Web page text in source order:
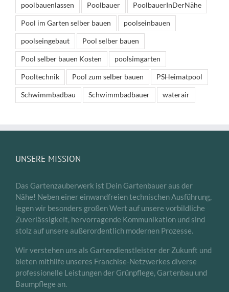
poolbauenlassen Poolbauer PoolbauerInDerNähe
Pool im Garten selber bauen poolseinbauen
poolseingebaut Pool selber bauen
Pool selber bauen Kosten poolsimgarten
Pooltechnik Pool zum selber bauen PSHeimatpool
Schwimmbadbau Schwimmbadbauer waterair
UNSERE MISSION
Das Gartenzauberwerk ist Dein Gartenbauer aus der
Nähe! Neben einer einwandfreien technischen Ausführung,
legen wir besonders großen Wert auf unsere vorbildliche
Zuverlässigkeit, hervorragende Kommunikation und sind
stolz auf unsere außerordentlich modernen Prozesse.
Wir verstehen uns als Gartendienstleister der Zukunft und
bieten mithilfe unseres Franchise-Netzwerkes diverse
professionelle Leistungen der Grünpflege, Gartenbau und
Baumpflege an.